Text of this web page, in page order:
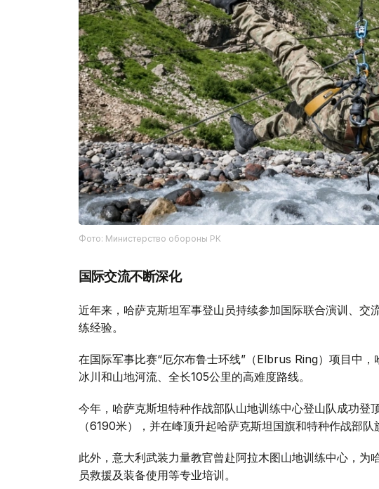
Фото: Министерство обороны РК
国际交流不断深化
近年来，哈萨克斯坦军事登山员持续参加国际联合演训、交
练经验。
在国际军事比赛“厄尔布鲁士环线”（Elbrus Ring）项目中
冰川和山地河流、全长105公里的高难度路线。
今年，哈萨克斯坦特种作战部队山地训练中心登山队成功
（6190米），并在峰顶升起哈萨克斯坦国旗和特种作战部队
此外，意大利武装力量教官曾赴阿拉木图山地训练中心，为
员救援及装备使用等专业培训。